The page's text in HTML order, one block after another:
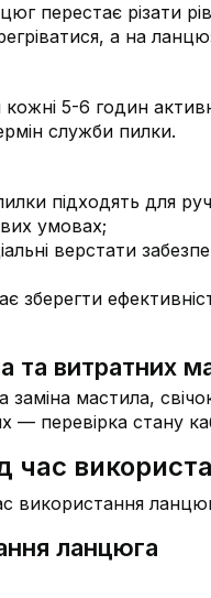
перестає різати
а на
5-6 годин
служби пилки.
підходять для
умовах;
верстати
зберегти
витратних
мастила, свічок
перевірка стану
час
ланцюга